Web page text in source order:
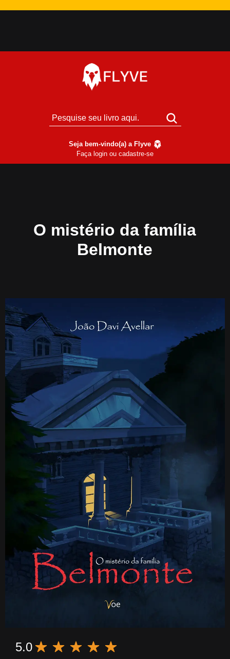
Seja bem-vindo(a) a Flyve
Faça login ou cadastre-se
O mistério da família
Belmonte
5.0